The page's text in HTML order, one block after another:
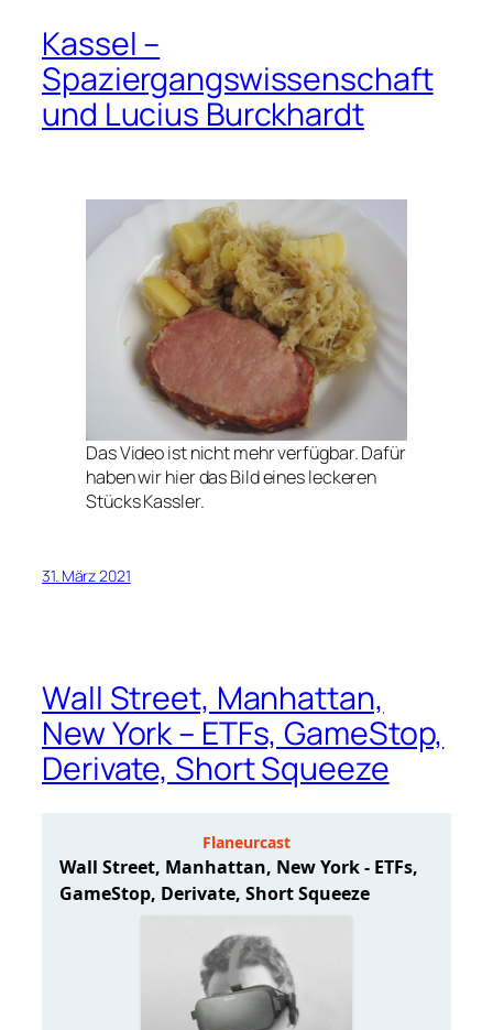
Kassel –
Spaziergangswissenschaft
und Lucius Burckhardt
Das Video ist nicht mehr verfügbar. Dafür
haben wir hier das Bild eines leckeren
Stücks Kassler.
31. März 2021
Wall Street, Manhattan,
New York – ETFs, GameStop,
Derivate, Short Squeeze